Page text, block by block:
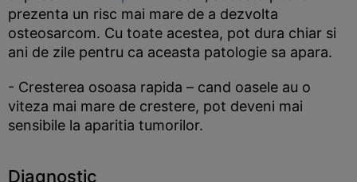
prezenta un risc mai mare de a dezvolta
osteosarcom. Cu toate acestea, pot dura chiar si
ani de zile pentru ca aceasta patologie sa apara.
- Cresterea osoasa rapida – cand oasele au o
viteza mai mare de crestere, pot deveni mai
sensibile la aparitia tumorilor.
Diagnostic